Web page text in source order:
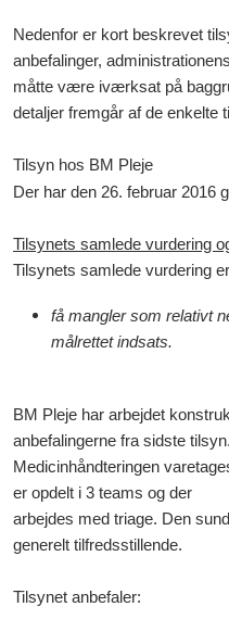
Nedenfor er kort beskrevet
anbefalinger,
måtte være iværksat på
detaljer fremgår af de enkelte
Tilsyn hos BM Pleje
Der har den 26. februar 2016
Tilsynets samlede vurdering
Tilsynets samlede vurdering
få mangler som relativt
målrettet indsats.
BM Pleje har arbejdet
anbefalingerne fra sidste tilsyn.
Medicinhåndteringen
er opdelt i 3 teams og der
arbejdes med triage. Den
generelt tilfredsstillende.
Tilsynet anbefaler: